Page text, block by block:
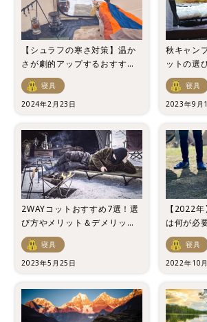
【シュラフの寒さ対策】温か
さが劇的アップするおすすめ
アイテム4選
寝具
2024年2月23日
秋キャン
ットの選
介
寝具
2023年9月
2WAYコットおすすめ7選！選
び方やメリット＆デメリット
も紹介！
寝具
2023年5月25日
【2022
は何が必
ラフや防
寝具
2022年10